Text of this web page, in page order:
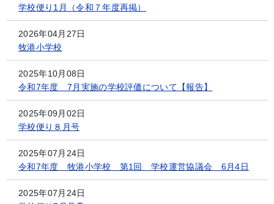
学校便り1月（令和７年度再掲）
2026年04月27日
牧港小学校
2025年10月08日
令和7年度 7月実施の学校評価について【報告】
2025年09月02日
学校便り８月号
2025年07月24日
令和7年度 牧港小学校 第1回 学校運営協議会 6月4日
2025年07月24日